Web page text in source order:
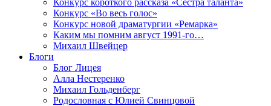
Конкурс короткого рассказа «Сестра таланта»
Конкурс «Во весь голос»
Конкурс новой драматургии «Ремарка»
Каким мы помним август 1991-го…
Михаил Швейцер
Блоги
Блог Лицея
Алла Нестеренко
Михаил Гольденберг
Родословная с Юлией Свинцовой